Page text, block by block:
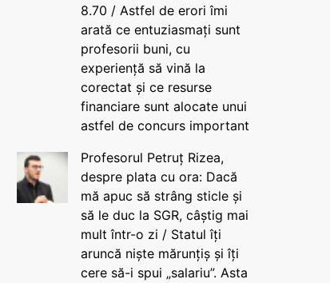
8.70 / Astfel de erori îmi
arată ce entuziasmați sunt
profesorii buni, cu
experiență să vină la
corectat și ce resurse
financiare sunt alocate unui
astfel de concurs important
Profesorul Petruț Rizea,
despre plata cu ora: Dacă
mă apuc să strâng sticle și
să le duc la SGR, câștig mai
mult într-o zi / Statul îți
aruncă niște mărunțiș și îți
cere să-i spui „salariu”. Asta